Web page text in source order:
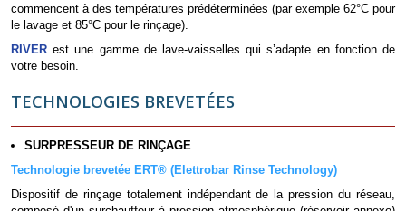
commencent à des températures prédéterminées (par exemple 62°C pour
le lavage et 85°C pour le rinçage).
RIVER est une gamme de lave-vaisselles qui s’adapte en fonction de
votre besoin.
TECHNOLOGIES BREVETÉES
SURPRESSEUR DE RINÇAGE
Technologie brevetée ERT® (Elettrobar Rinse Technology)
Dispositif de rinçage totalement indépendant de la pression du réseau,